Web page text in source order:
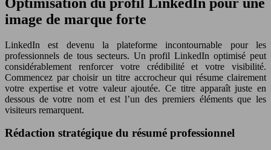
image de marque forte
LinkedIn est devenu la plateforme incontournable pour les
professionnels de tous secteurs. Un profil LinkedIn optimisé peut
considérablement renforcer votre crédibilité et votre visibilité.
Commencez par choisir un titre accrocheur qui résume clairement
votre expertise et votre valeur ajoutée. Ce titre apparaît juste en
dessous de votre nom et est l’un des premiers éléments que les
visiteurs remarquent.
Rédaction stratégique du résumé professionnel